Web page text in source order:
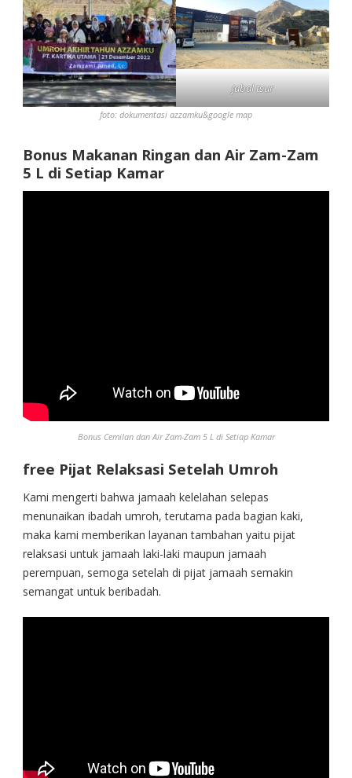
jabal tsur
foto: dokumentasi azzamku&google map
Bonus Makanan Ringan dan Air Zam-Zam
5 L di Setiap Kamar
Bonus Cemilan dan Air Zam-Zam 5 L di Setiap Kamar
free Pijat Relaksasi Setelah Umroh
Kami mengerti bahwa jamaah kelelahan selepas
menunaikan ibadah umroh, terutama pada bagian kaki,
maka kami memberikan layanan tambahan yaitu pijat
relaksasi untuk jamaah laki-laki maupun jamaah
perempuan, semoga setelah di pijat jamaah semakin
semangat untuk beribadah.